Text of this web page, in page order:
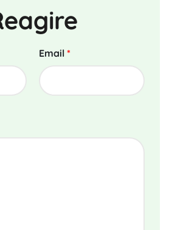
Email *